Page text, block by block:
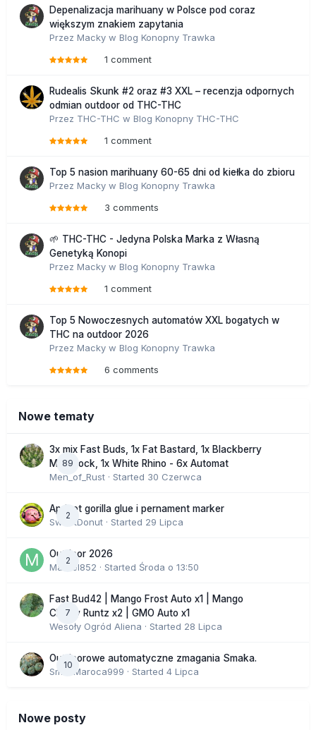
Depenalizacja marihuany w Polsce pod coraz
większym znakiem zapytania
Przez Macky w Blog Konopny Trawka
1 comment
Rudealis Skunk #2 oraz #3 XXL – recenzja odpornych
odmian outdoor od THC-THC
Przez THC-THC w Blog Konopny THC-THC
1 comment
Top 5 nasion marihuany 60-65 dni od kiełka do zbioru
Przez Macky w Blog Konopny Trawka
3 comments
🌱 THC-THC - Jedyna Polska Marka z Własną
Genetyką Konopi
Przez Macky w Blog Konopny Trawka
1 comment
Top 5 Nowoczesnych automatów XXL bogatych w
THC na outdoor 2026
Przez Macky w Blog Konopny Trawka
6 comments
Nowe tematy
89
3x mix Fast Buds, 1x Fat Bastard, 1x Blackberry
Moonrock, 1x White Rhino - 6x Automat
Men_of_Rust · Started 30 Czerwca
2
Apricot gorilla glue i pernament marker
SweetDonut · Started 29 Lipca
2
Outdoor 2026
Marcel852 · Started Środa o 13:50
7
Fast Bud42 | Mango Frost Auto x1 | Mango
Cherry Runtz x2 | GMO Auto x1
Wesoły Ogród Aliena · Started 28 Lipca
10
Outdoorowe automatyczne zmagania Smaka.
SmakMaroca999 · Started 4 Lipca
Nowe posty